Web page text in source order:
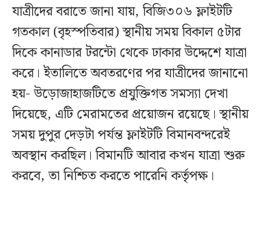
যাত্রীদের বরাতে জানা যায়, বিজি৩০৬ ফ্লাইটটি
গতকাল (বৃহস্পতিবার) স্থানীয় সময় বিকাল ৫টার
দিকে কানাডার টরন্টো থেকে ঢাকার উদ্দেশে যাত্রা
করে। ইতালিতে অবতরণের পর যাত্রীদের জানানো
হয়- উড়োজাহাজটিতে প্রযুক্তিগত সমস্যা দেখা
দিয়েছে, এটি মেরামতের প্রয়োজন রয়েছে। স্থানীয়
সময় দুপুর দেড়টা পর্যন্ত ফ্লাইটটি বিমানবন্দরেই
অবস্থান করছিল। বিমানটি আবার কখন যাত্রা শুরু
করবে, তা নিশ্চিত করতে পারেনি কর্তৃপক্ষ।